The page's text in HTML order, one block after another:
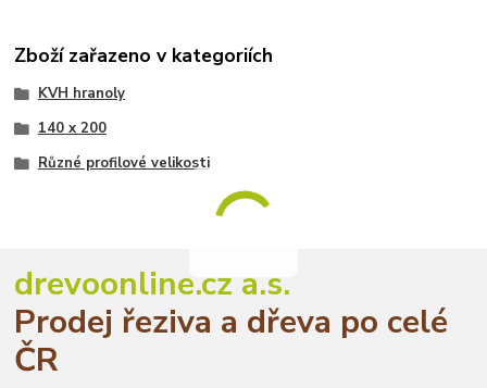
Zboží zařazeno v kategoriích
KVH hranoly
140 x 200
Různé profilové velikosti
drevoonline.cz a.s.
Prodej řeziva a dřeva po celé
ČR